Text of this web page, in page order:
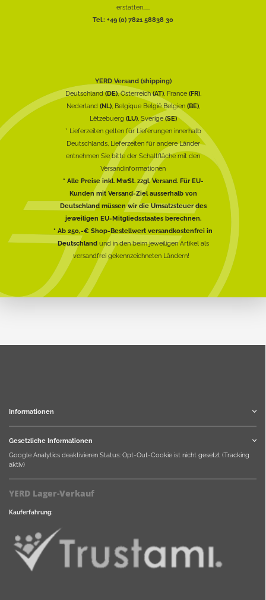
erstatten......
Tel.: +49 (0) 7821 58838 30
YERD Versand (shipping)
Deutschland(DE), Österreich(AT), France (FR),
Nederland (NL), Belgique België Belgien (BE),
Lëtzebuerg (LU), Sverige(SE)
* Lieferzeiten gelten für Lieferungen innerhalb
Deutschlands, Lieferzeiten für andere Länder
entnehmen Sie bitte der Schaltfläche mit den
Versandinformationen
* Alle Preise inkl. MwSt. zzgl. Versand. Für EU-
Kunden mit Versand-Ziel ausserhalb von
Deutschland müssen wir die Umsatzsteuer des
jeweiligen EU-Mitgliedsstaates berechnen.
* Ab 250,-€ Shop-Bestellwert versandkostenfrei in
Deutschlandund in den beim jeweiligen Artikel als
versandfrei gekennzeichneten Ländern!
Informationen
Gesetzliche Informationen
Google Analytics deaktivieren Status: Opt-Out-Cookie ist nicht gesetzt (Tracking
aktiv)
YERD Lager-Verkauf
Kauferfahrung: